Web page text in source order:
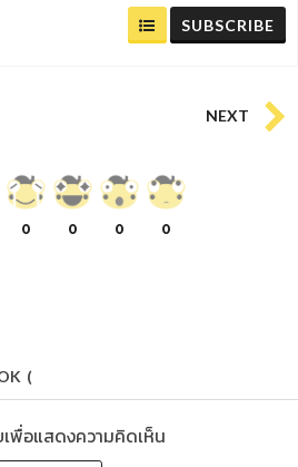
SUBSCRIBE
NEXT
0 0 0 0
(
เพื่อแสดงความคิดเห็น